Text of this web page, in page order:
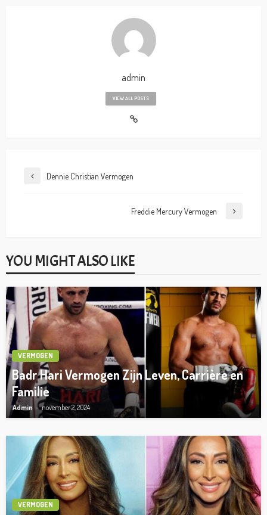
admin
VIEW ALL POSTS
Dennie Christian Vermogen
Freddie Mercury Vermogen
YOU MIGHT ALSO LIKE
VERMOGEN
Badr Hari Vermogen Zijn Leven, Carrière en
Familie
Admin november 2, 2024
VERMOGEN